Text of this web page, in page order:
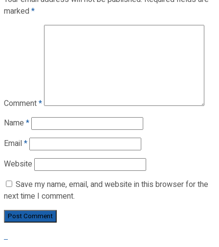
marked*
Comment*
Name *
Email*
Website
Save my name, email, and website in this browser for the
next time I comment.